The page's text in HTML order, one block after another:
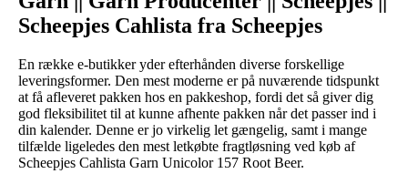
Scheepjes Cahlista fra Scheepjes
En række e-butikker yder efterhånden diverse forskellige
leveringsformer. Den mest moderne er på nuværende tidspunkt
at få afleveret pakken hos en pakkeshop, fordi det så giver dig
god fleksibilitet til at kunne afhente pakken når det passer ind i
din kalender. Denne er jo virkelig let gængelig, samt i mange
tilfælde ligeledes den mest letkøbte fragtløsning ved køb af
Scheepjes Cahlista Garn Unicolor 157 Root Beer.